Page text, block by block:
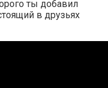
ты добавил
в друзьях